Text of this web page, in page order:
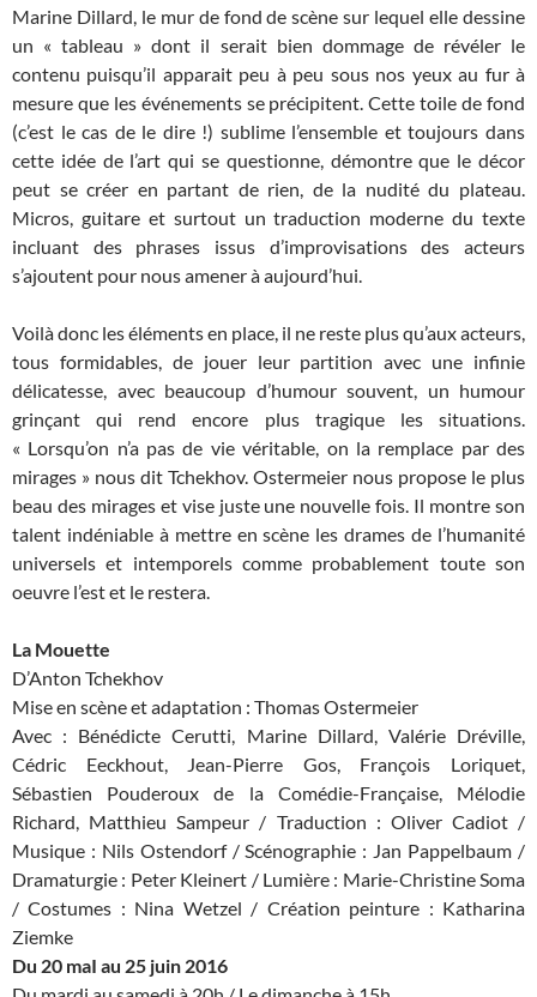
Marine Dillard, le mur de fond de scène sur lequel elle dessine
un « tableau » dont il serait bien dommage de révéler le
contenu puisqu’il apparait peu à peu sous nos yeux au fur à
mesure que les événements se précipitent. Cette toile de fond
(c’est le cas de le dire !) sublime l’ensemble et toujours dans
cette idée de l’art qui se questionne, démontre que le décor
peut se créer en partant de rien, de la nudité du plateau.
Micros, guitare et surtout un traduction moderne du texte
incluant des phrases issus d’improvisations des acteurs
s’ajoutent pour nous amener à aujourd’hui.
Voilà donc les éléments en place, il ne reste plus qu’aux acteurs,
tous formidables, de jouer leur partition avec une infinie
délicatesse, avec beaucoup d’humour souvent, un humour
grinçant qui rend encore plus tragique les situations.
« Lorsqu’on n’a pas de vie véritable, on la remplace par des
mirages » nous dit Tchekhov. Ostermeier nous propose le plus
beau des mirages et vise juste une nouvelle fois. Il montre son
talent indéniable à mettre en scène les drames de l’humanité
universels et intemporels comme probablement toute son
oeuvre l’est et le restera.
La Mouette
D’Anton Tchekhov
Mise en scène et adaptation : Thomas Ostermeier
Avec : Bénédicte Cerutti, Marine Dillard, Valérie Dréville,
Cédric Eeckhout, Jean-Pierre Gos, François Loriquet,
Sébastien Pouderoux de la Comédie-Française, Mélodie
Richard, Matthieu Sampeur / Traduction : Oliver Cadiot /
Musique : Nils Ostendorf / Scénographie : Jan Pappelbaum /
Dramaturgie : Peter Kleinert / Lumière : Marie-Christine Soma
/ Costumes : Nina Wetzel / Création peinture : Katharina
Ziemke
Du 20 maI au 25 juin 2016